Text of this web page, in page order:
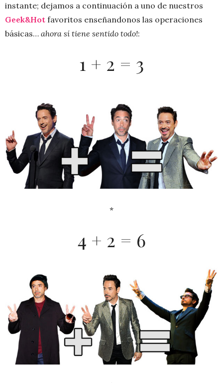
instante; dejamos a continuación a uno de nuestros
Geek&Hot favoritos enseñandonos las operaciones
básicas… ahora sí tiene sentido todo!:
1 + 2 = 3
*
4 + 2 = 6